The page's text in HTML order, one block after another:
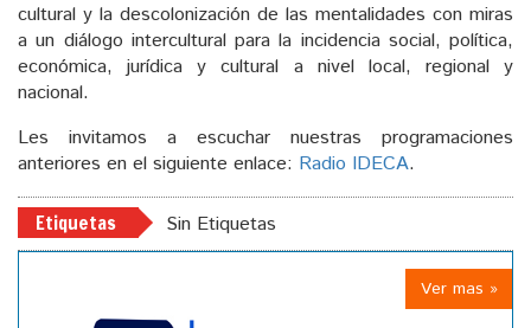
cultural y la descolonización de las mentalidades con miras
a un diálogo intercultural para la incidencia social, política,
económica, jurídica y cultural a nivel local, regional y
nacional.
Les invitamos a escuchar nuestras programaciones
anteriores en el siguiente enlace: Radio IDECA.
Etiquetas Sin Etiquetas
Ver mas »